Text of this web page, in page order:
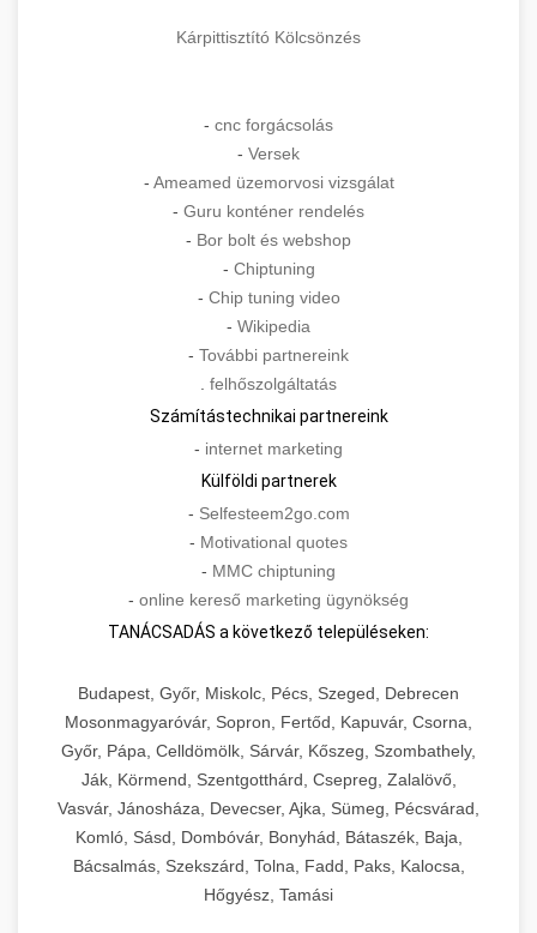
Kárpittisztító Kölcsönzés
- cnc forgácsolás
- Versek
- Ameamed üzemorvosi vizsgálat
- Guru konténer rendelés
- Bor bolt és webshop
- Chiptuning
- Chip tuning video
- Wikipedia
- További partnereink
. felhőszolgáltatás
Számítástechnikai partnereink
- internet marketing
Külföldi partnerek
- Selfesteem2go.com
- Motivational quotes
- MMC chiptuning
- online kereső marketing ügynökség
TANÁCSADÁS a következő településeken:
Budapest, Győr, Miskolc, Pécs, Szeged, Debrecen
Mosonmagyaróvár, Sopron, Fertőd, Kapuvár, Csorna,
Győr, Pápa, Celldömölk, Sárvár, Kőszeg, Szombathely,
Ják, Körmend, Szentgotthárd, Csepreg, Zalalövő,
Vasvár, Jánosháza, Devecser, Ajka, Sümeg, Pécsvárad,
Komló, Sásd, Dombóvár, Bonyhád, Bátaszék, Baja,
Bácsalmás, Szekszárd, Tolna, Fadd, Paks, Kalocsa,
Hőgyész, Tamási